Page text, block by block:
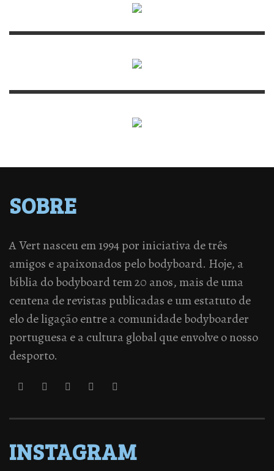
SOBRE
A Vert nasceu em 1994 por iniciativa de três
amigos e apaixonados pelo bodyboard. Hoje, a
bíblia do bodyboard tem 20 anos, mais de uma
centena de revistas publicadas e um estatuto de
elo de ligação entre a comunidade bodyboarder
portuguesa e a cultura global que envolve o nosso
desporto.
INSTAGRAM